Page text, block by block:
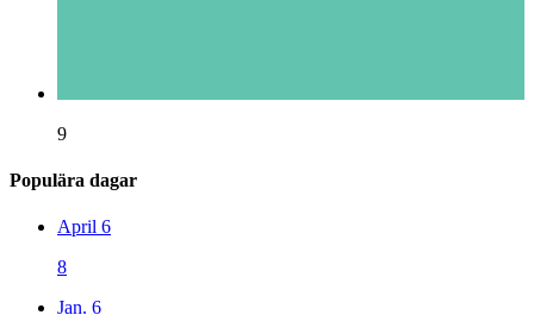
9
Populära dagar
April 6
8
Jan. 6